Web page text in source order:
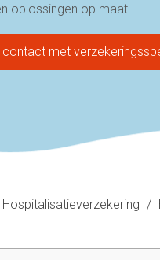
oplossingen op maat.
contact met
Hospitalisatieverzekering /